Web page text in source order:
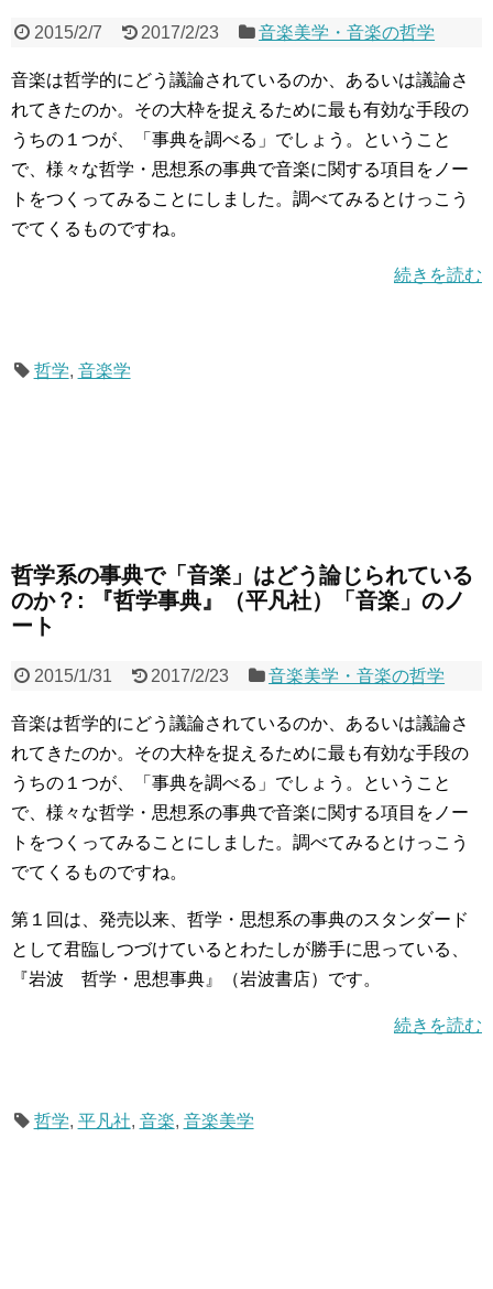
2015/2/7 2017/2/23 音楽美学・音楽の哲学
音楽は哲学的にどう議論されているのか、あるいは議論さ
れてきたのか。その大枠を捉えるために最も有効な手段の
うちの１つが、「事典を調べる」でしょう。ということ
で、様々な哲学・思想系の事典で音楽に関する項目をノー
トをつくってみることにしました。調べてみるとけっこう
でてくるものですね。
続きを読む
哲学, 音楽学
哲学系の事典で「音楽」はどう論じられている
のか？: 『哲学事典』（平凡社）「音楽」のノ
ート
2015/1/31 2017/2/23 音楽美学・音楽の哲学
音楽は哲学的にどう議論されているのか、あるいは議論さ
れてきたのか。その大枠を捉えるために最も有効な手段の
うちの１つが、「事典を調べる」でしょう。ということ
で、様々な哲学・思想系の事典で音楽に関する項目をノー
トをつくってみることにしました。調べてみるとけっこう
でてくるものですね。
第１回は、発売以来、哲学・思想系の事典のスタンダード
として君臨しつづけているとわたしが勝手に思っている、
『岩波 哲学・思想事典』（岩波書店）です。
続きを読む
哲学, 平凡社, 音楽, 音楽美学